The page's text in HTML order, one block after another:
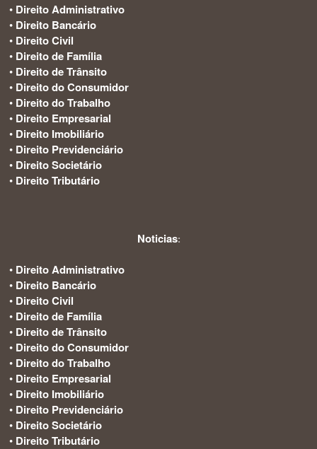
• Direito Administrativo
• Direito Bancário
• Direito Civil
• Direito de Família
• Direito de Trânsito
• Direito do Consumidor
• Direito do Trabalho
• Direito Empresarial
• Direito Imobiliário
• Direito Previdenciário
• Direito Societário
• Direito Tributário
Noticias:
• Direito Administrativo
• Direito Bancário
• Direito Civil
• Direito de Família
• Direito de Trânsito
• Direito do Consumidor
• Direito do Trabalho
• Direito Empresarial
• Direito Imobiliário
• Direito Previdenciário
• Direito Societário
• Direito Tributário